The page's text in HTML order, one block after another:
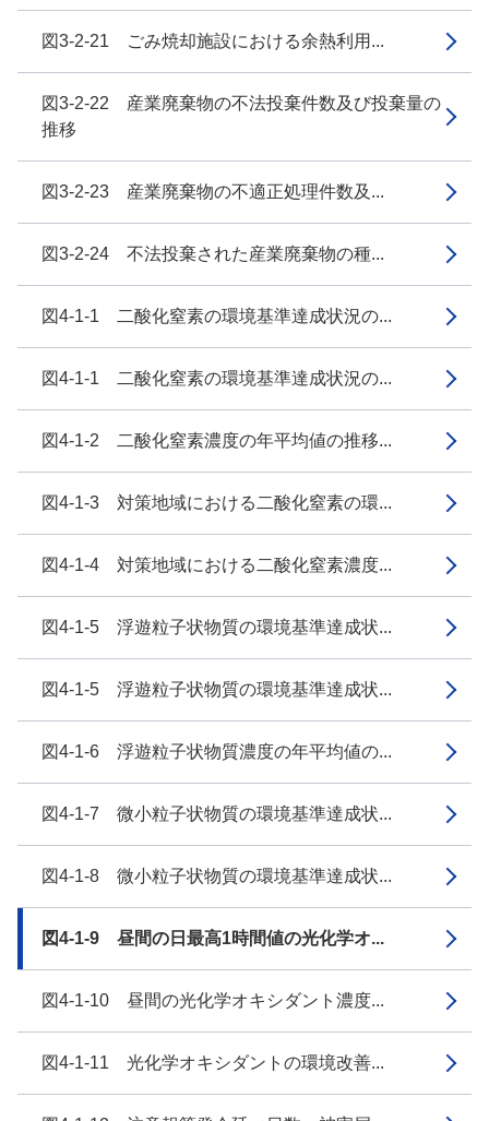
図3-2-21 ごみ焼却施設における余熱利用...
図3-2-22 産業廃棄物の不法投棄件数及び投棄量の
推移
図3-2-23 産業廃棄物の不適正処理件数及...
図3-2-24 不法投棄された産業廃棄物の種...
図4-1-1 二酸化窒素の環境基準達成状況の...
図4-1-1 二酸化窒素の環境基準達成状況の...
図4-1-2 二酸化窒素濃度の年平均値の推移...
図4-1-3 対策地域における二酸化窒素の環...
図4-1-4 対策地域における二酸化窒素濃度...
図4-1-5 浮遊粒子状物質の環境基準達成状...
図4-1-5 浮遊粒子状物質の環境基準達成状...
図4-1-6 浮遊粒子状物質濃度の年平均値の...
図4-1-7 微小粒子状物質の環境基準達成状...
図4-1-8 微小粒子状物質の環境基準達成状...
図4-1-9 昼間の日最高1時間値の光化学オ...
図4-1-10 昼間の光化学オキシダント濃度...
図4-1-11 光化学オキシダントの環境改善...